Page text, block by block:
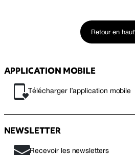
Retour en haut
APPLICATION MOBILE
Télécharger l’application mobile
NEWSLETTER
Recevoir les newsletters